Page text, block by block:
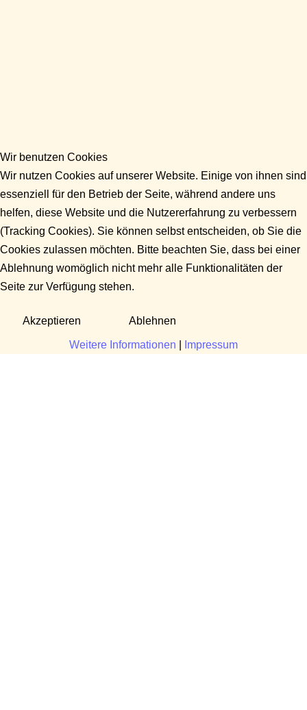
Wir benutzen Cookies
Wir nutzen Cookies auf unserer Website. Einige von ihnen sind
essenziell für den Betrieb der Seite, während andere uns
helfen, diese Website und die Nutzererfahrung zu verbessern
(Tracking Cookies). Sie können selbst entscheiden, ob Sie die
Cookies zulassen möchten. Bitte beachten Sie, dass bei einer
Ablehnung womöglich nicht mehr alle Funktionalitäten der
Seite zur Verfügung stehen.
Akzeptieren Ablehnen
Weitere Informationen Impressum